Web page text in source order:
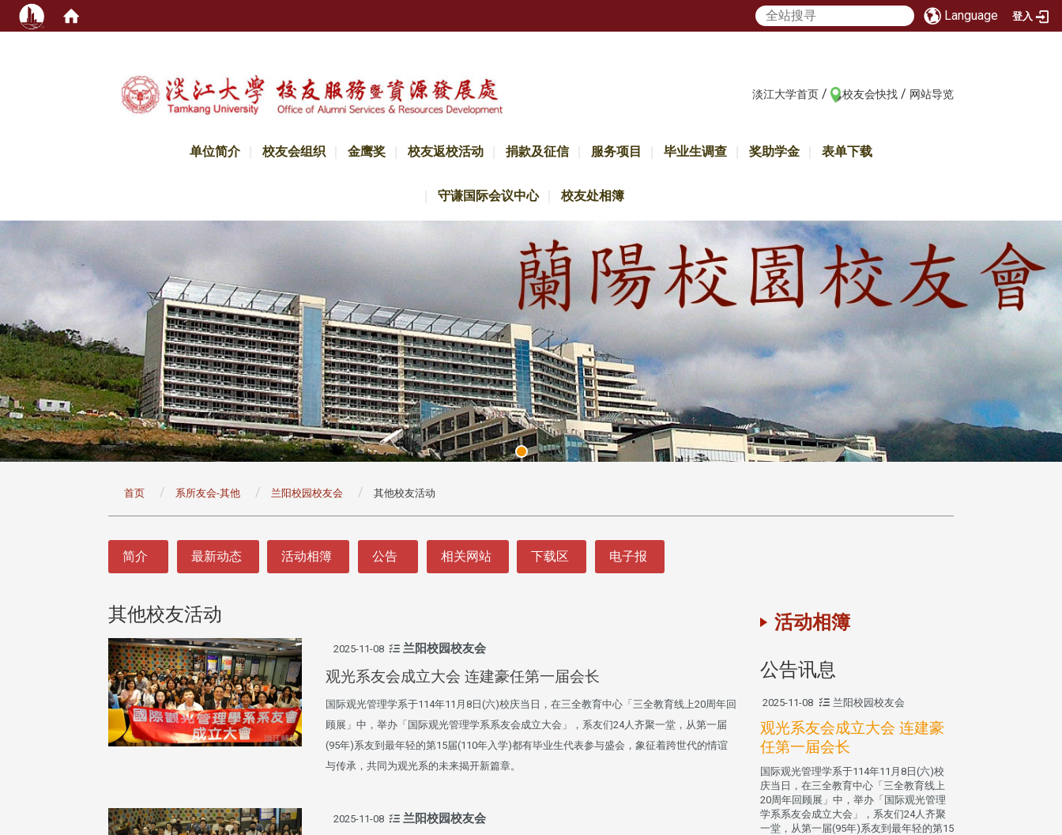
Language 登入
淡江大学首页 / 校友会快找 / 网站导览
单位简介 校友会组织 金鹰奖 校友返校活动 捐款及征信 服务项目 毕业生调查 奖助学金 表单下载
守谦国际会议中心 校友处相簿
首页 系所友会-其他 兰阳校园校友会 其他校友活动
简介 最新动态 活动相簿 公告 相关网站 下载区 电子报
其他校友活动
2025-11-08 兰阳校园校友会
观光系友会成立大会 连建豪任第一届会长
国际观光管理学系于114年11月8日(六)校庆当日，在三全教育中心「三全教育线上20周年回
顾展」中，举办「国际观光管理学系系友会成立大会」，系友们24人齐聚一堂，从第一届
(95年)系友到最年轻的第15届(110年入学)都有毕业生代表参与盛会，象征着跨世代的情谊
与传承，共同为观光系的未来揭开新篇章。
2025-11-08 兰阳校园校友会
活动相簿
公告讯息
2025-11-08 兰阳校园校友会
观光系友会成立大会 连建豪
任第一届会长
国际观光管理学系于114年11月8日(六)校
庆当日，在三全教育中心「三全教育线上
20周年回顾展」中，举办「国际观光管理
学系系友会成立大会」，系友们24人齐聚
一堂，从第一届(95年)系友到最年轻的第15